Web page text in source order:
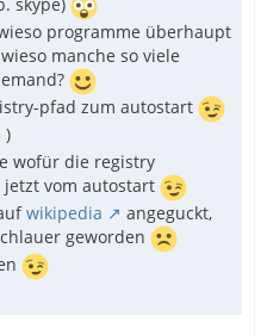
programme überhaupt
manche so viele
pfad zum autostart
)
wofür die registry
vom autostart
wikipedia
angeguckt,
geworden